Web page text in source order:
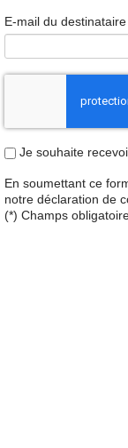
E-mail du destinataire
Je souhaite
En soumettant ce
notre déclaration de
(*) Champs